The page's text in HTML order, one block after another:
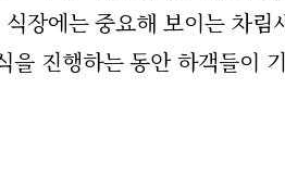
장에는 중요해 보이는 차
진행하는 동안 하객들이